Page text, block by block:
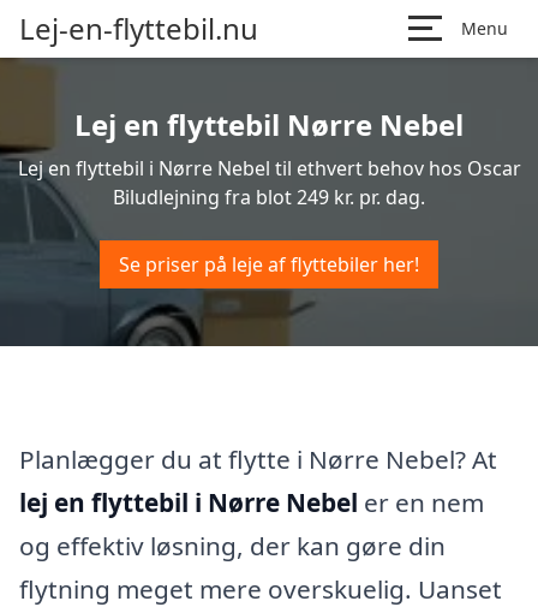
Lej-en-flyttebil.nu Menu
Lej en flyttebil Nørre Nebel
Lej en flyttebil i Nørre Nebel til ethvert behov hos Oscar
Biludlejning fra blot 249 kr. pr. dag.
Se priser på leje af flyttebiler her!
Planlægger du at flytte i Nørre Nebel? At
lej en flyttebil i Nørre Nebel er en nem
og effektiv løsning, der kan gøre din
flytning meget mere overskuelig. Uanset